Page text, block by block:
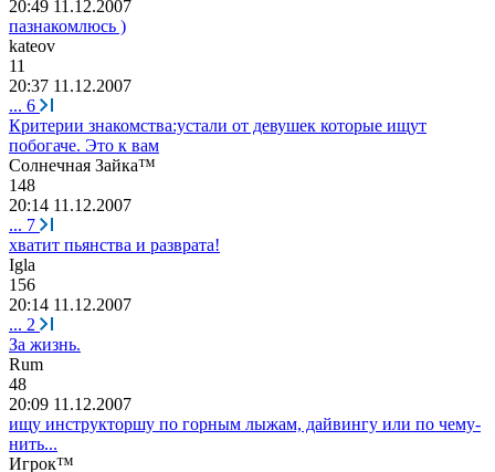
20:49 11.12.2007
пазнакомлюсь )
kateov
11
20:37 11.12.2007
... 6
Критерии знакомства:устали от девушек которые ищут
побогаче. Это к вам
Солнечная Зайка™
148
20:14 11.12.2007
... 7
хватит пьянства и разврата!
Igla
156
20:14 11.12.2007
... 2
За жизнь.
Rum
48
20:09 11.12.2007
ищу инструкторшу по горным лыжам, дайвингу или по чему-
нить...
Игрок™